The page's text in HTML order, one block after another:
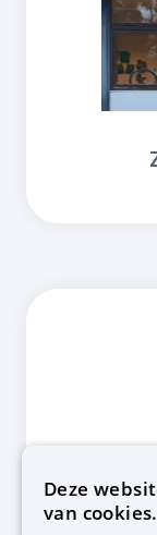
Deze
van cookies.